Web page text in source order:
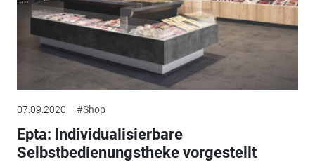
07.09.2020 #Shop
Epta: Individualisierbare
Selbstbedienungstheke vorgestellt